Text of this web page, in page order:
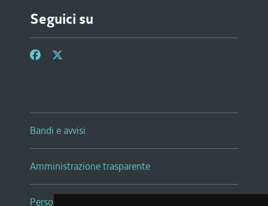
Seguici su
Bandi e avvisi
Amministrazione trasparente
Persone e Uffici